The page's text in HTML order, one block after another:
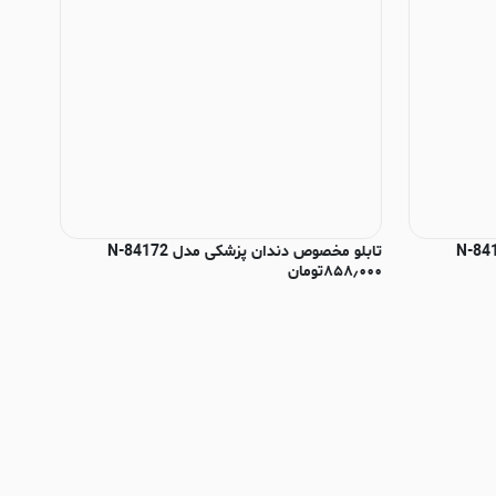
تابلو مخصوص دندان پزشکی مدل N-84172
۸۵۸٫۰۰۰تومان